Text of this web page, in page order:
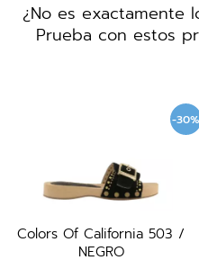
¿No es exactamente
Prueba con estos
-30%
Of California 503 /
NEGRO